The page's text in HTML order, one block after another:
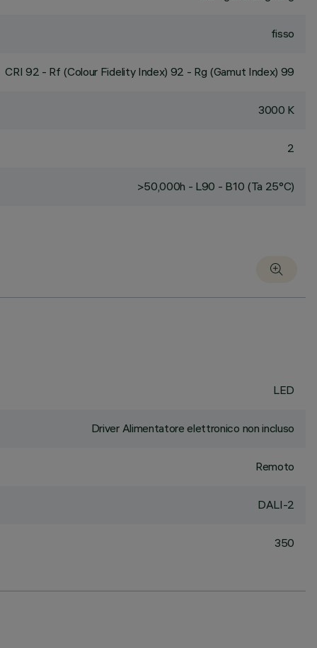
fisso
CRI 92 - Rf (Colour Fidelity Index) 92 - Rg (Gamut Index) 99
3000 K
2
>50,000h - L90 - B10 (Ta 25°C)
LED
Driver Alimentatore elettronico non incluso
Remoto
DALI-2
350